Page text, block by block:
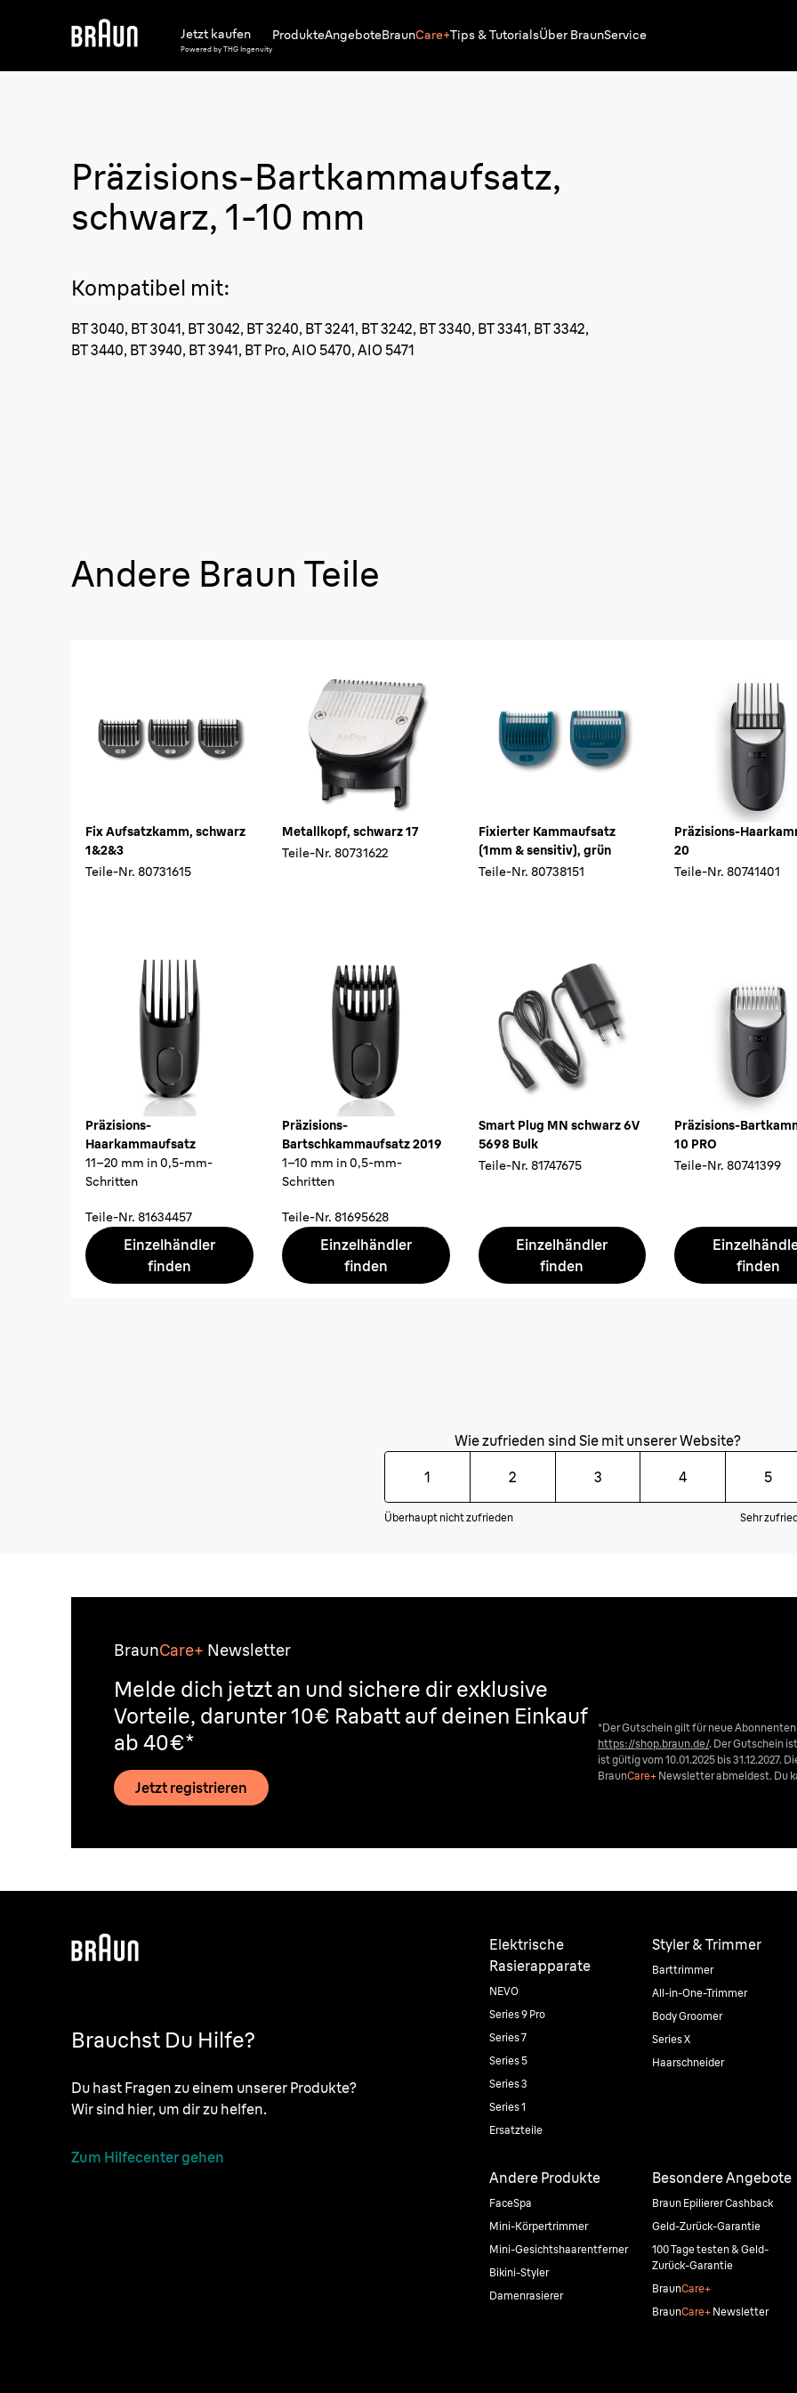
Jetzt kaufen
Powered by THG Ingenuity
ProdukteAngeboteBraunCare+Tips & TutorialsÜber BraunService
Präzisions-Bartkammaufsatz,
schwarz, 1-10 mm
Kompatibel mit:
BT 3040, BT 3041, BT 3042, BT 3240, BT 3241, BT 3242, BT 3340, BT 3341, BT 3342,
BT 3440, BT 3940, BT 3941, BT Pro, AIO 5470, AIO 5471
Andere Braun Teile
Fix Aufsatzkamm, schwarz
1&2&3
Teile-Nr. 80731615
Metallkopf, schwarz 17
Teile-Nr. 80731622
Fixierter Kammaufsatz
(1mm & sensitiv), grün
Teile-Nr. 80738151
Präzisions-
20
Teile-Nr. 80741401
Präzisions-
Haarkammaufsatz
11–20 mm in 0,5-mm-
Schritten
Teile-Nr. 81634457
Einzelhändler
finden
Präzisions-
Bartschkammaufsatz 2019
1–10 mm in 0,5-mm-
Schritten
Teile-Nr. 81695628
Einzelhändler
finden
Smart Plug MN schwarz 6V
5698 Bulk
Teile-Nr. 81747675
Einzelhändler
finden
Präzisions-
10 PRO
Teile-Nr. 80741399
finden
Wie zufrieden sind Sie mit unserer Website?
1 2 3 4 5
Überhaupt nicht zufrieden Sehr
BraunCare+ Newsletter
Melde dich jetzt an und sichere dir exklusive
Vorteile, darunter 10€ Rabatt auf deinen Einkauf
ab 40€*
Jetzt registrieren
*Der Gutschein gilt für neue
https://shop.braun.de/. Der Gutschein
ist gültig vom 10.01.2025 bis 31.12.2027.
BraunCare+ Newsletter abmeldest. Du
Brauchst Du Hilfe?
Du hast Fragen zu einem unserer Produkte?
Wir sind hier, um dir zu helfen.
Zum Hilfecenter gehen
Elektrische
Rasierapparate
NEVO
Series 9 Pro
Series 7
Series 5
Series 3
Series 1
Ersatzteile
Styler & Trimmer
Barttrimmer
All-in-One-Trimmer
Body Groomer
Series X
Haarschneider
Andere Produkte
FaceSpa
Mini-Körpertrimmer
Mini-Gesichtshaarentferner
Bikini-Styler
Damenrasierer
Besondere Angebote
Braun Epilierer Cashback
Geld-Zurück-Garantie
100 Tage testen & Geld-
Zurück-Garantie
BraunCare+
BraunCare+Newsletter